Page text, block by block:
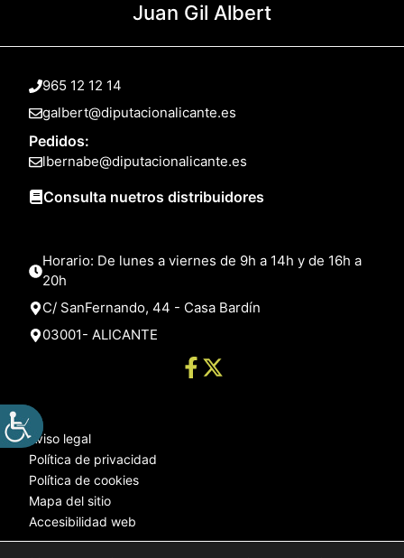
Juan Gil Albert
965 12 12 14
galbert@diputacionalicante.es
Pedidos:
lbernabe@diputacionalicante.es
Consulta nuetros distribuidores
Horario: De lunes a viernes de 9h a 14h y de 16h a
20h
C/ SanFernando, 44 - Casa Bardín
03001- ALICANTE
Aviso legal
Política de privacidad
Política de cookies
Mapa del sitio
Accesibilidad web